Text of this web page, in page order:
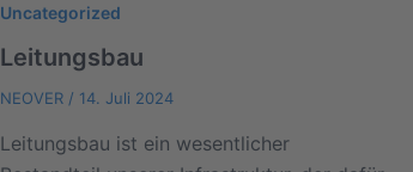
Uncategorized
Leitungsbau
NEOVER / 14. Juli 2024
Leitungsbau ist ein wesentlicher